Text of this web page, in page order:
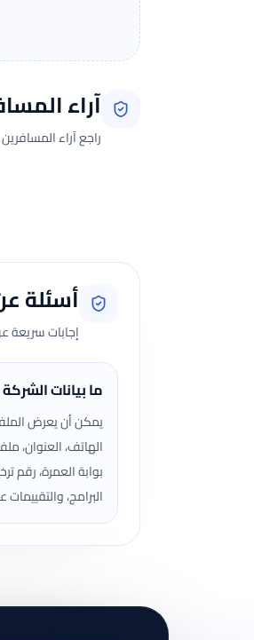
آراء
راجع آراء
أسئلة
إجابات سريعة
ما بيانات
يمكن أن يعرض
الهاتف، العنوان،
بوابة العمرة، رقم
البرامج، والتقييمات